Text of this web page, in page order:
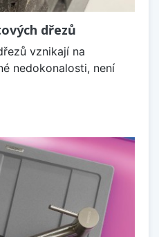
dřezů
vznikají na
nedokonalosti, není